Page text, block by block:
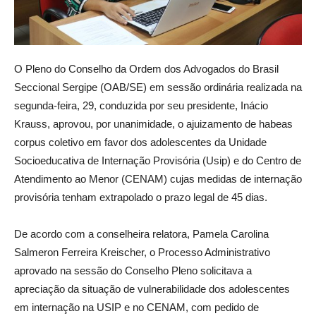
O Pleno do Conselho da Ordem dos Advogados do Brasil
Seccional Sergipe (OAB/SE) em sessão ordinária realizada na
segunda-feira, 29, conduzida por seu presidente, Inácio
Krauss, aprovou, por unanimidade, o ajuizamento de habeas
corpus coletivo em favor dos adolescentes da Unidade
Socioeducativa de Internação Provisória (Usip) e do Centro de
Atendimento ao Menor (CENAM) cujas medidas de internação
provisória tenham extrapolado o prazo legal de 45 dias.
De acordo com a conselheira relatora, Pamela Carolina
Salmeron Ferreira Kreischer, o Processo Administrativo
aprovado na sessão do Conselho Pleno solicitava a
apreciação da situação de vulnerabilidade dos adolescentes
em internação na USIP e no CENAM, com pedido de